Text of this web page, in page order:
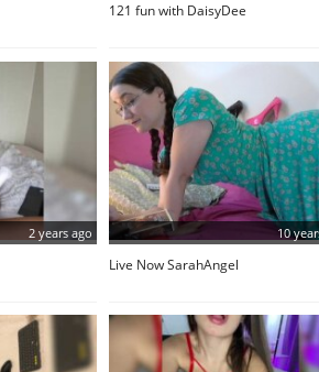
121 fun with DaisyDee
2 years ago 10
Live Now SarahAngel